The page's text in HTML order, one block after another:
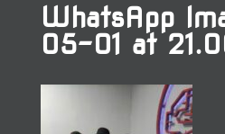
WhatsApp
05-01 at